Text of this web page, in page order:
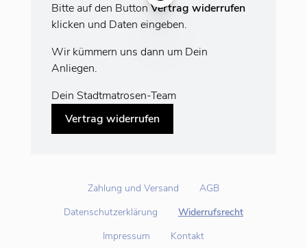
Bitte auf den ButtonVertrag widerrufen
klicken und Daten eingeben.
Wir kümmern uns dann um Dein
Anliegen.
Dein Stadtmatrosen-Team
Vertrag widerrufen
Zahlung und Versand
AGB
Datenschutzerklärung
Widerrufsrecht
Impressum
Kontakt